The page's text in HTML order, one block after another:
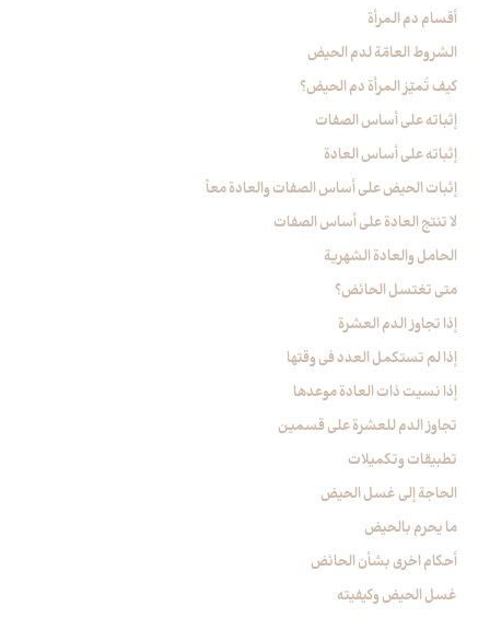
أقسام دم المرأة
الشروط العامّة لدم الحيض
كيف تُميّز المرأة دم الحيض؟
إثباته على أساس الصفات
إثباته على أساس العادة
إثبات الحيض على أساس الصفات والعادة معاً
لا تنتج العادة على أساس الصفات
الحامل والعادة الشهرية
متى تغتسل الحائض؟
إذا تجاوز الدم العشرة
إذا لم تستكمل العدد في وقتها
إذا نسيت ذات العادة موعدها
تجاوز الدم للعشرة على قسمين
تطبيقات وتكميلات
الحاجة إلى غسل الحيض
ما يحرم بالحيض
أحكام اخرى بشأن الحائض
غسل الحيض وكيفيته